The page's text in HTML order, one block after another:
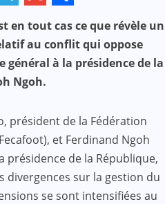
Gmail
Share
en tout cas ce que révèle un
au conflit qui oppose
général à la présidence de la
Ngoh.
président de la Fédération
et Ferdinand Ngoh
présidence de la République,
divergences sur la gestion du
se sont intensifiées au